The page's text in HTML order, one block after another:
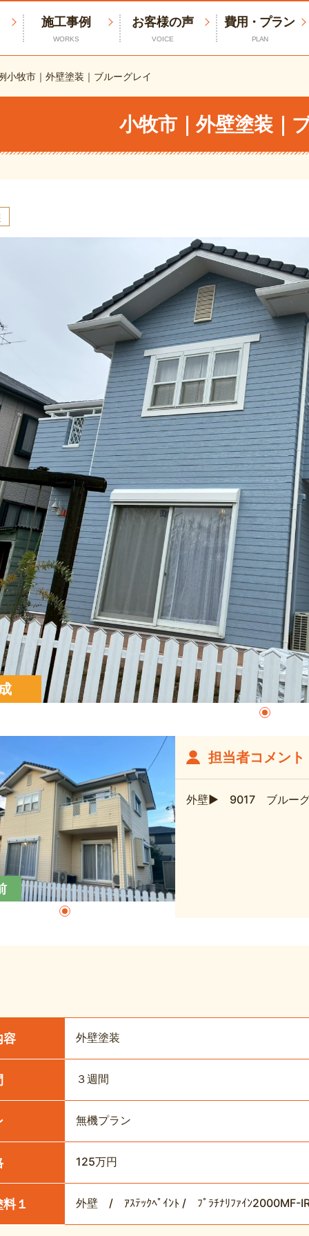
施工事例
WORKS
お客様の声
VOICE
費用・プラン
PLAN
小牧市｜外壁塗装｜ブルーグレイ
小牧市｜外壁塗装｜
担当者コメント
外壁▶ 9017 ブルー
容 外壁塗装
３週間
無機プラン
125万円
１ 外壁 / ｱｽﾃｯｸﾍﾟｲﾝﾄ / ﾌﾟﾗﾁﾅﾘﾌｧｲﾝ2000MF-